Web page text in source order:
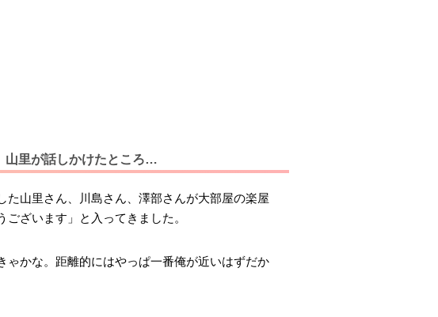
山里が話しかけたところ…
た山里さん、川島さん、澤部さんが大部屋の楽屋
ざいます」と入ってきました。
ゃかな。距離的にはやっぱ一番俺が近いはずだか